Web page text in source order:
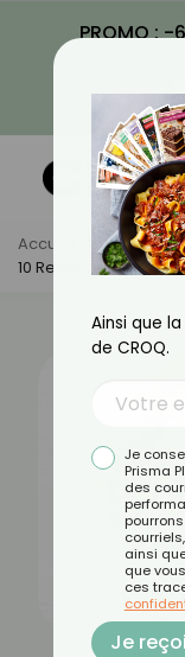
PROMO :
Accueil Actus
10 Recettes De
Ainsi que
de CROQ.
Je
Prisma
des
ainsi
que
ces
Je